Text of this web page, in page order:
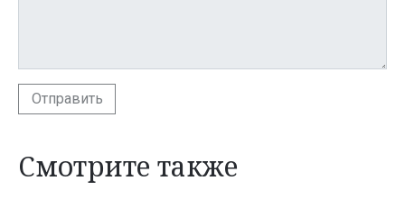
Отправить
Смотрите также